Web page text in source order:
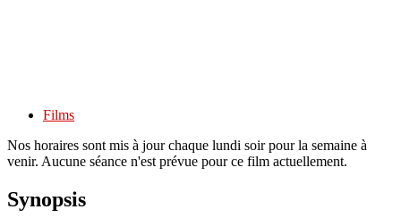
Films
Nos horaires sont mis à jour chaque lundi soir pour la semaine à
venir. Aucune séance n'est prévue pour ce film actuellement.
Synopsis